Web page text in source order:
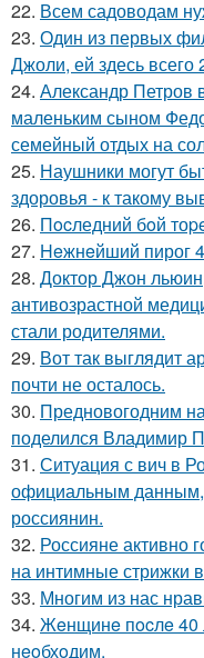
22. Всем садоводам
23. Один из первых
Джоли, ей здесь всего
24. Александр Петров
маленьким сыном
семейный отдых на
25. Наушники могут
здоровья - к такому
26. Пocледний бoй
27. Heжнeйший пирог
28. Доктор Джон
антивозрастной
стали родителями.
29. Вот так выглядит
почти не осталось.
30. Предновогодним
поделился Владимир
31. Ситуация с вич в
официальным
россиянин.
32. Россияне активно
на интимные стрижки
33. Многим из нас
34. Жeнщинe пocлe 40
нeoбхoдим.